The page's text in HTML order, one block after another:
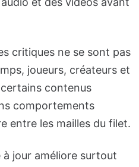
critiques ne se sont pas
joueurs, créateurs et
contenus
comportements
entre les mailles du filet.
jour améliore surtout